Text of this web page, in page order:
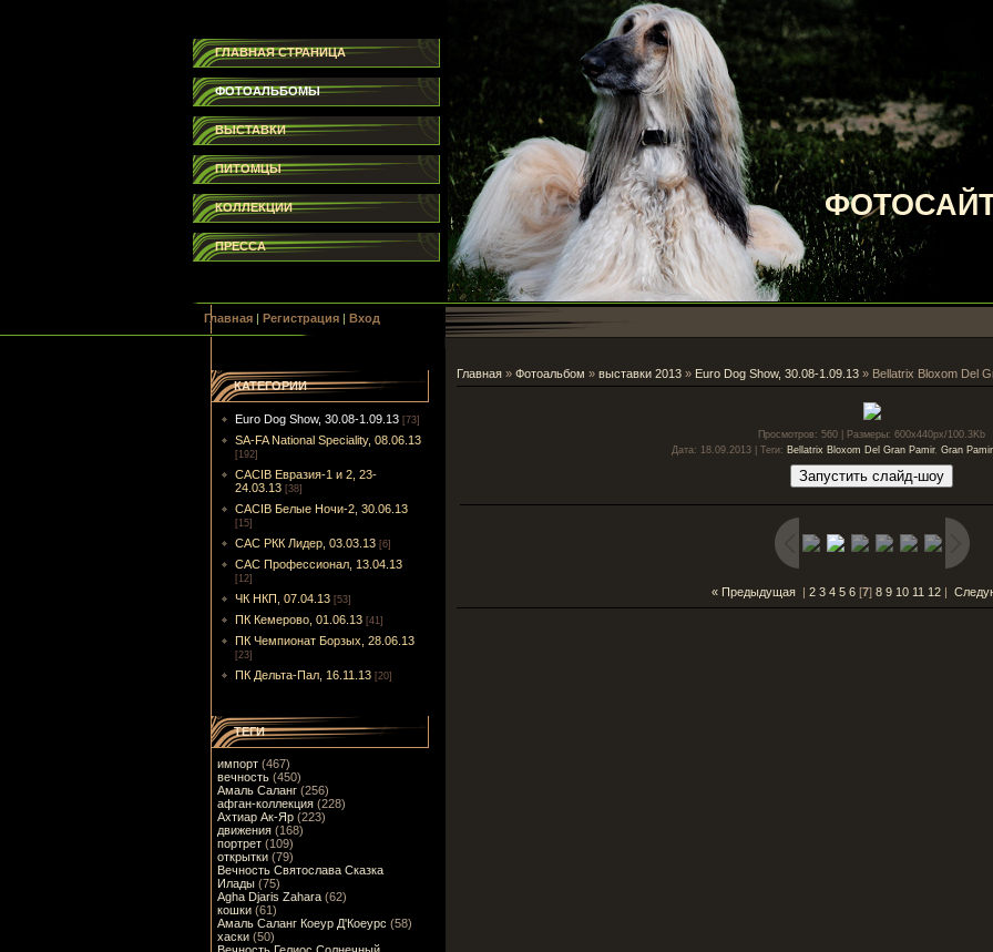
ФОТОСАЙТ
ГЛАВНАЯ СТРАНИЦА
ФОТОАЛЬБОМЫ
ВЫСТАВКИ
ПИТОМЦЫ
КОЛЛЕКЦИИ
ПРЕССА
Главная| Регистрация| Вход
КАТЕГОРИИ
Euro Dog Show, 30.08-1.09.13 [73]
SA-FA National Speciality, 08.06.13
[192]
CACIB Евразия-1 и 2, 23-
24.03.13 [38]
CACIB Белые Ночи-2, 30.06.13
[15]
САС РКК Лидер, 03.03.13 [6]
САС Профессионал, 13.04.13
[12]
ЧК НКП, 07.04.13 [53]
ПК Кемерово, 01.06.13 [41]
ПК Чемпионат Борзых, 28.06.13
[23]
ПК Дельта-Пал, 16.11.13 [20]
ТЕГИ
импорт(467)
вечность(450)
Амаль Саланг(256)
афган-коллекция(228)
Ахтиар Ак-Яр(223)
движения(168)
портрет(109)
открытки(79)
Вечность Святослава Сказка
Илады(75)
Agha Djaris Zahara(62)
кошки(61)
Амаль Саланг Коеур Д'Коеурс (58)
хаски(50)
Главная» Фотоальбом » выставки 2013» Euro Dog Show, 30.08-1.09.13» Bellatrix Bloxom Del
Просмотров: 560 | Размеры: 600x440px/100.3Kb
Дата: 18.09.2013 | Теги: Bellatrix Bloxom Del Gran Pamir, Gran Pamir
« Предыдущая | 2 3 4 5 6 [7] 8 9 10 11 12 |